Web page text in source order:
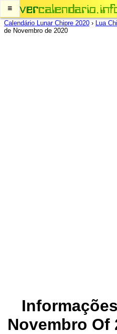
≡
Calendário Lunar Chipre 2020 › Lua
de Novembro de 2020
Novembro Of